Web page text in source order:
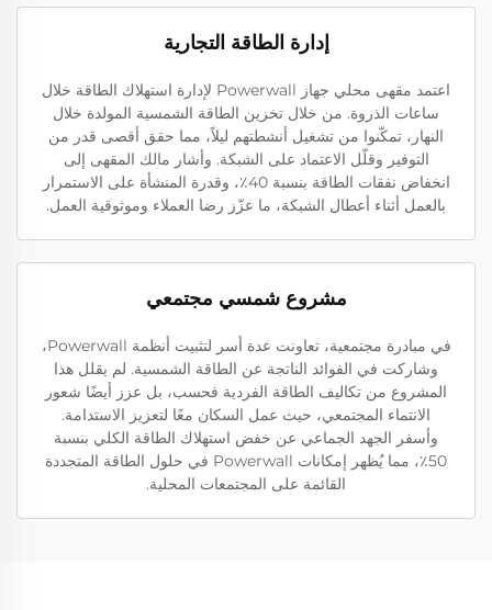
إدارة الطاقة التجارية
اعتمد مقهى محلي جهاز Powerwall لإدارة استهلاك الطاقة خلال
ساعات الذروة. من خلال تخزين الطاقة الشمسية المولدة خلال
النهار، تمكّنوا من تشغيل أنشطتهم ليلاً، مما حقق أقصى قدر من
التوفير وقلّل الاعتماد على الشبكة. وأشار مالك المقهى إلى
انخفاض نفقات الطاقة بنسبة 40٪، وقدرة المنشأة على الاستمرار
بالعمل أثناء أعطال الشبكة، ما عزّز رضا العملاء وموثوقية العمل.
مشروع شمسي مجتمعي
في مبادرة مجتمعية، تعاونت عدة أسر لتثبيت أنظمة Powerwall،
وشاركت في الفوائد الناتجة عن الطاقة الشمسية. لم يقلل هذا
المشروع من تكاليف الطاقة الفردية فحسب، بل عزز أيضًا شعور
الانتماء المجتمعي، حيث عمل السكان معًا لتعزيز الاستدامة.
وأسفر الجهد الجماعي عن خفض استهلاك الطاقة الكلي بنسبة
50٪، مما يُظهر إمكانات Powerwall في حلول الطاقة المتجددة
القائمة على المجتمعات المحلية.